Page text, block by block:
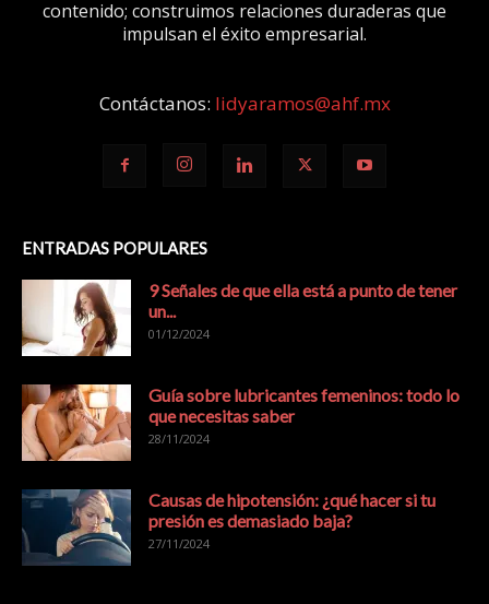
contenido; construimos relaciones duraderas que
impulsan el éxito empresarial.
Contáctanos: lidyaramos@ahf.mx
ENTRADAS POPULARES
9 Señales de que ella está a punto de tener
un...
01/12/2024
Guía sobre lubricantes femeninos: todo lo
que necesitas saber
28/11/2024
Causas de hipotensión: ¿qué hacer si tu
presión es demasiado baja?
27/11/2024